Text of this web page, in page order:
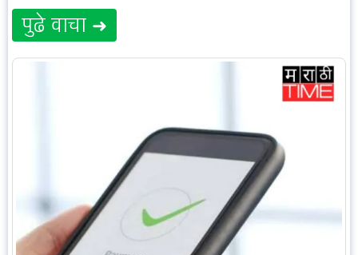
पुढे वाचा ➜